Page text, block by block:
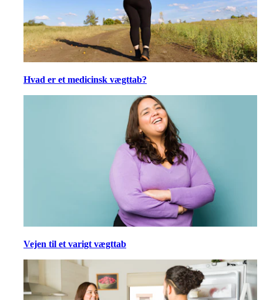
Hvad er et medicinsk vægttab?
Vejen til et varigt vægttab